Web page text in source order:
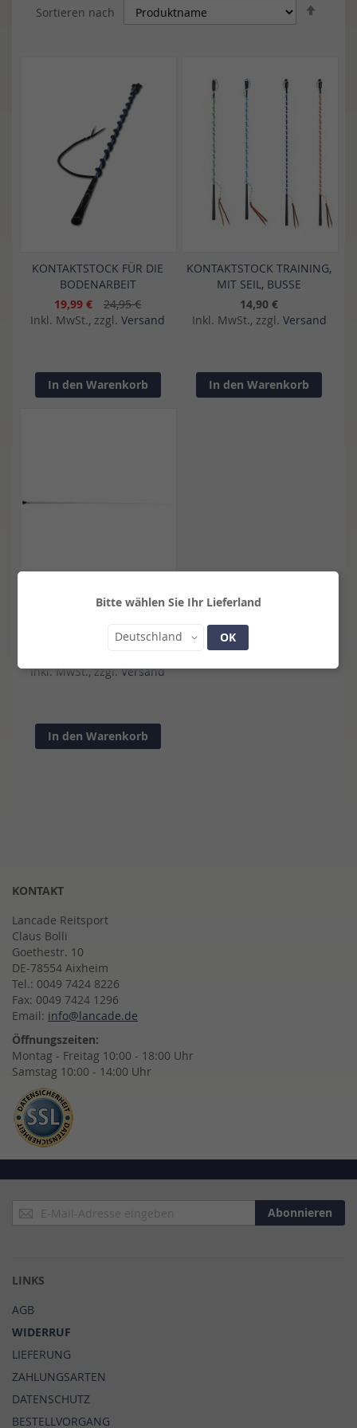
Bitte wählen Sie Ihr Lieferland
Land
Deutschland OK
Sortieren nach
KONTAKTSTOCK FÜR DIE
BODENARBEIT
19,99 €
24,95 €
Inkl. MwSt., zzgl. Versand
In den Warenkorb
KONTAKTSTOCK TRAINING,
MIT SEIL, BUSSE
14,90 €
Inkl. MwSt., zzgl. Versand
In den Warenkorb
Inkl. MwSt., zzgl.Versand
In den Warenkorb
KONTAKT
Lancade Reitsport
Claus Bolli
Goethestr. 10
DE-78554 Aixheim
Tel.: 0049 7424 8226
Fax: 0049 7424 1296
Email: info@lancade.de
Öffnungszeiten:
Montag - Freitag 10:00 - 18:00 Uhr
Samstag 10:00 - 14:00 Uhr
Anmeldung
zum
Abonnieren
LINKS
AGB
WIDERRUF
LIEFERUNG
ZAHLUNGSARTEN
DATENSCHUTZ
BESTELLVORGANG